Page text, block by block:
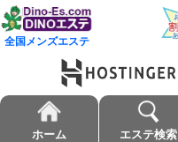
全国メンズエステ
ホーム エステ検索